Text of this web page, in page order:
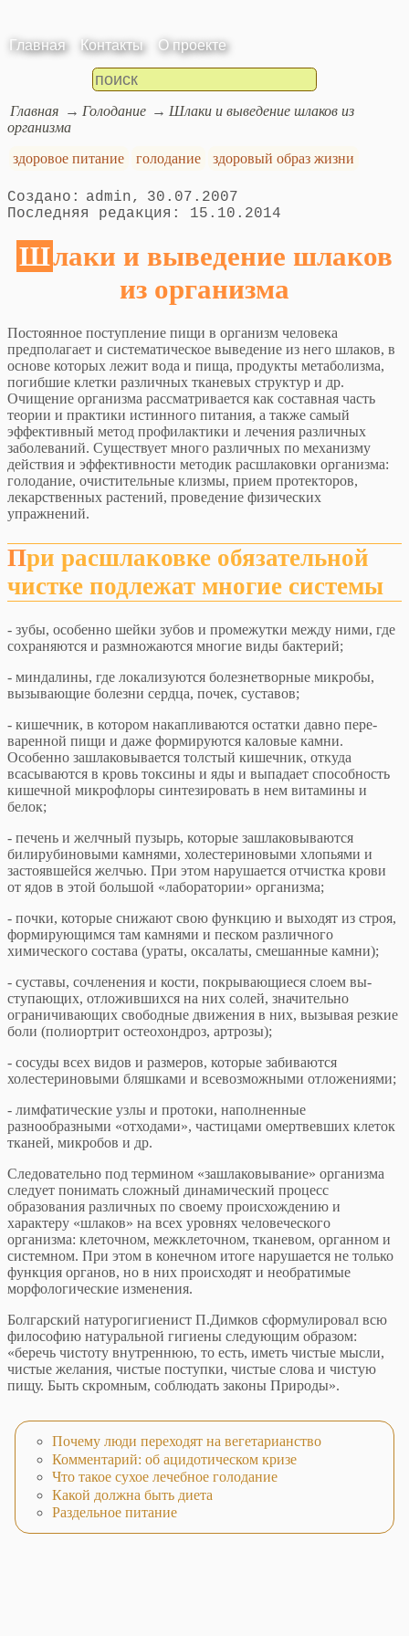
Главная Контакты О проекте
Главная Голодание
Шлаки и выведение шлаков из
организма
здоровое питание
голодание здоровый образ жизни
admin
30.07.2007
15.10.2014
Шлаки и выведение шлаков
из организма
Постоянное поступление пищи в организм человека
предполагает и систематическое выведение из него шлаков, в
основе которых лежит вода и пища, продукты метаболизма,
погибшие клетки различных тканевых структур и др.
Очищение организма рассматривается как составная часть
теории и практики истинного питания, а также самый
эффективный метод профилактики и лечения различных
заболеваний. Существует много различных по механизму
действия и эффективности методик расшлаковки организма:
голодание, очистительные клизмы, прием протекторов,
лекарственных растений, проведение физических
упражнений.
При расшлаковке обязательной
чистке подлежат многие системы
- зубы, особенно шейки зубов и промежутки между ними, где
сохраняются и размножаются многие виды бактерий;
- миндалины, где локализуются болезнетворные микробы,
вызывающие болезни сердца, почек, суставов;
- кишечник, в котором накапливаются остатки давно пере-
варенной пищи и даже формируются каловые камни.
Особенно зашлаковывается толстый кишечник, откуда
всасываются в кровь токсины и яды и выпадает способность
кишечной микрофлоры синтезировать в нем витамины и
белок;
- печень и желчный пузырь, которые зашлаковываются
билирубиновыми камнями, холестериновыми хлопьями и
застоявшейся желчью. При этом нарушается отчистка крови
от ядов в этой большой «лаборатории» организма;
- почки, которые снижают свою функцию и выходят из строя,
формирующимся там камнями и песком различного
химического состава (ураты, оксалаты, смешанные камни);
- суставы, сочленения и кости, покрывающиеся слоем вы-
ступающих, отложившихся на них солей, значительно
ограничивающих свободные движения в них, вызывая резкие
боли (полиортрит остеохондроз, артрозы);
- сосуды всех видов и размеров, которые забиваются
холестериновыми бляшками и всевозможными отложениями;
- лимфатические узлы и протоки, наполненные
разнообразными «отходами», частицами омертвевших клеток
тканей, микробов и др.
Следовательно под термином «зашлаковывание» организма
следует понимать сложный динамический процесс
образования различных по своему происхождению и
характеру «шлаков» на всех уровнях человеческого
организма: клеточном, межклеточном, тканевом, органном и
системном. При этом в конечном итоге нарушается не только
функция органов, но в них происходят и необратимые
морфологические изменения.
Болгарский натурогигиенист П.Димков сформулировал всю
философию натуральной гигиены следующим образом:
«беречь чистоту внутреннюю, то есть, иметь чистые мысли,
чистые желания, чистые поступки, чистые слова и чистую
пищу. Быть скромным, соблюдать законы Природы».
Почему люди переходят на вегетарианство
Комментарий: об ацидотическом кризе
Что такое сухое лечебное голодание
Какой должна быть диета
Раздельное питание